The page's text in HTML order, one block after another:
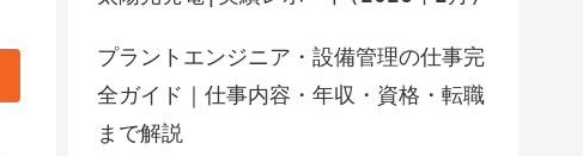
プラントエンジニア・設備管理の仕事完
全ガイド｜仕事内容・年収・資格・転職
まで解説